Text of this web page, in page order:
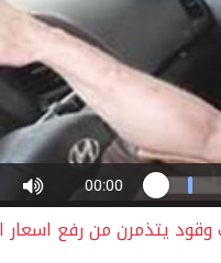
يتذمرن من رفع اسعار